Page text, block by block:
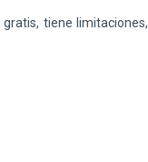
tiene limitaciones,